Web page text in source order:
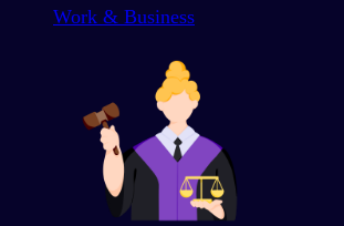
Work & Business